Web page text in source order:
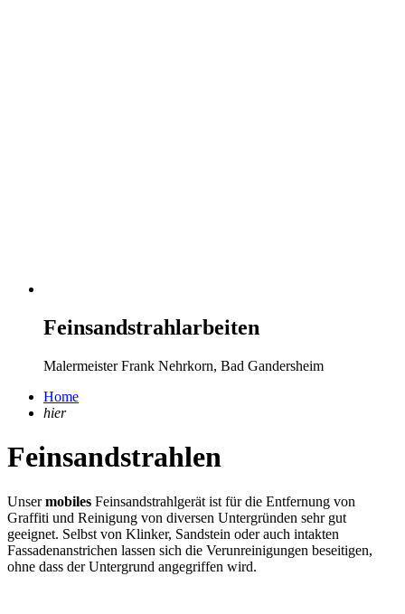
Feinsandstrahlarbeiten
Malermeister Frank Nehrkorn, Bad Gandersheim
Home
hier
Feinsandstrahlen
Unsermobiles Feinsandstrahlgerät ist für die Entfernung von
Graffiti und Reinigung von diversen Untergründen sehr gut
geeignet. Selbst von Klinker, Sandstein oder auch intakten
Fassadenanstrichen lassen sich die Verunreinigungen beseitigen,
ohne dass der Untergrund angegriffen wird.